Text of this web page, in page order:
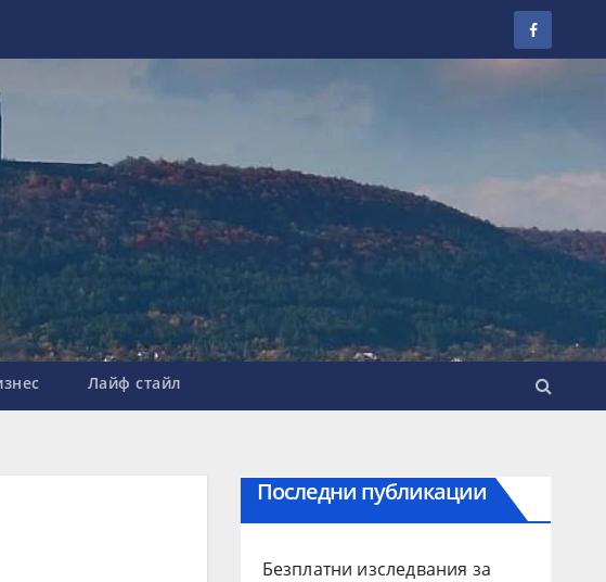
Лайф стайл
Последни публикации
Безплатни изследвания за